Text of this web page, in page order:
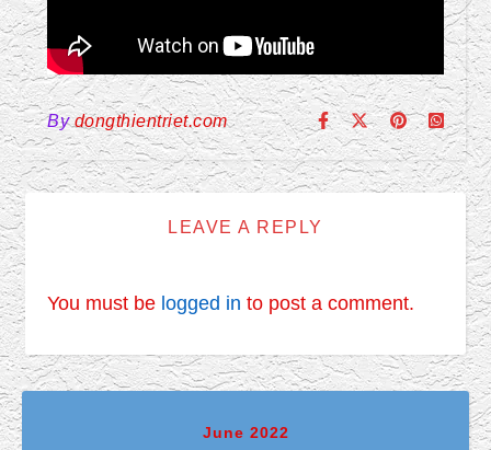
Bydongthientriet.com
LEAVE A REPLY
You must be logged in to post a comment.
June 2022